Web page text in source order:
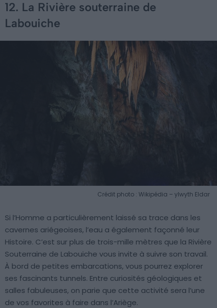
12. La Rivière souterraine de
Labouiche
Crédit photo : Wikipédia – ylwyth Eldar
Si l’Homme a particulièrement laissé sa trace dans les
cavernes ariégeoises, l’eau a également façonné leur
Histoire. C’est sur plus de trois-mille mètres que la Rivière
Souterraine de Labouiche vous invite à suivre son travail.
À bord de petites embarcations, vous pourrez explorer
ses fascinants tunnels. Entre curiosités géologiques et
salles fabuleuses, on parie que cette activité sera l’une
de vos favorites à faire dans l’Ariège.